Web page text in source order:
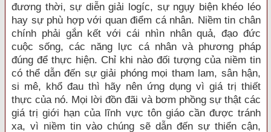
đương thời, sự diễn giải logíc, sự ngụy biện khéo léo
hay sự phù hợp với quan điểm cá nhân. Niềm tin chân
chính phải gắn kết với cái nhìn nhân quả, đạo đức
cuộc sống, các năng lực cá nhân và phương pháp
đúng để thực hiện. Chỉ khi nào đối tượng của niềm tin
có thể dẫn đến sự giải phóng mọi tham lam, sân hận,
si mê, khổ đau thì hãy nên ứng dụng vì giá trị thiết
thực của nó. Mọi lời đồn đãi và bơm phồng sự thật các
giá trị giới hạn của lĩnh vực tôn giáo cần được tránh
xa, vì niềm tin vào chúng sẽ dẫn đến sự thiển cận,